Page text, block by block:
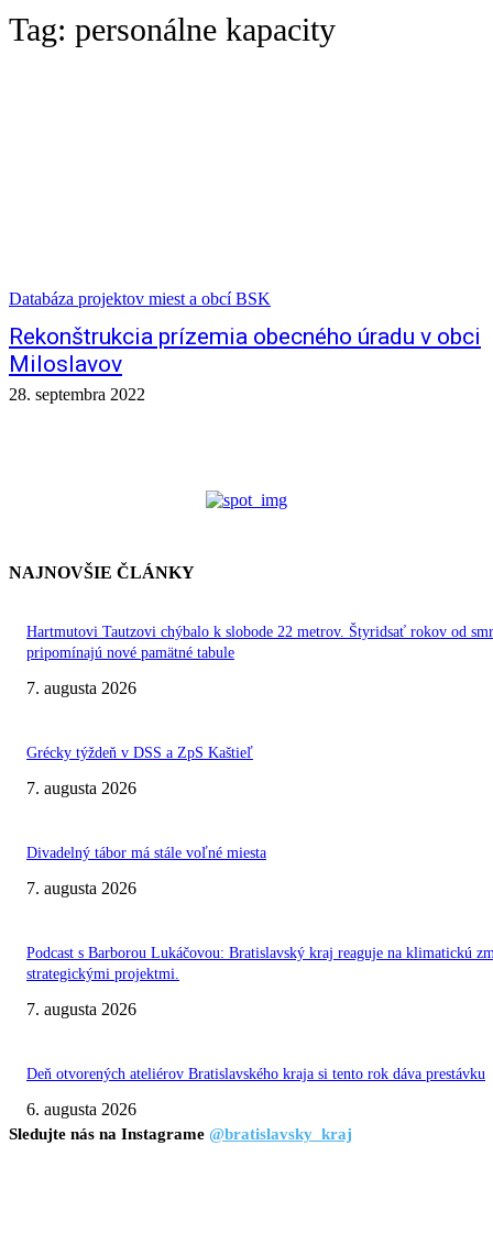
Tag: personálne kapacity
Databáza projektov miest a obcí BSK
Rekonštrukcia prízemia obecného úradu v obci
Miloslavov
28. septembra 2022
NAJNOVŠIE ČLÁNKY
Hartmutovi Tautzovi chýbalo k slobode 22 metrov. Štyridsať rokov od
pripomínajú nové pamätné tabule
7. augusta 2026
Grécky týždeň v DSS a ZpS Kaštieľ
7. augusta 2026
Divadelný tábor má stále voľné miesta
7. augusta 2026
Podcast s Barborou Lukáčovou: Bratislavský kraj reaguje na klimatickú
strategickými projektmi.
7. augusta 2026
Deň otvorených ateliérov Bratislavského kraja si tento rok dáva prestávku
6. augusta 2026
Sledujte nás na Instagrame @bratislavsky_kraj